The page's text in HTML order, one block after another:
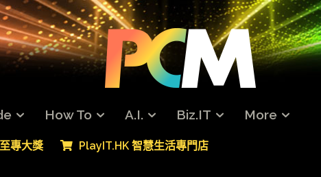
How To A.I. Biz.IT More
專大獎 PlayIT.HK 智慧生活專門店